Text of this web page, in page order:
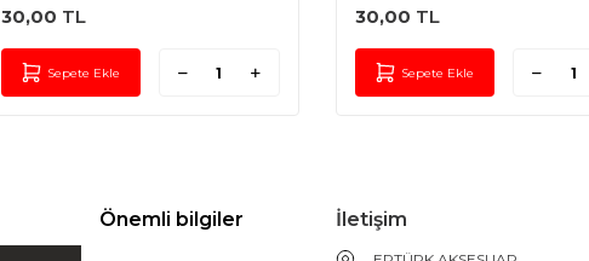
30,00 TL
Sepete Ekle
30,00 TL
Sepete Ekle
Önemli bilgiler İletişim